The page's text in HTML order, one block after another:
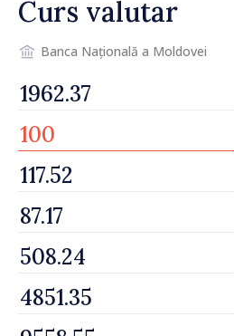
Curs valutar
Banca Națională a Moldovei